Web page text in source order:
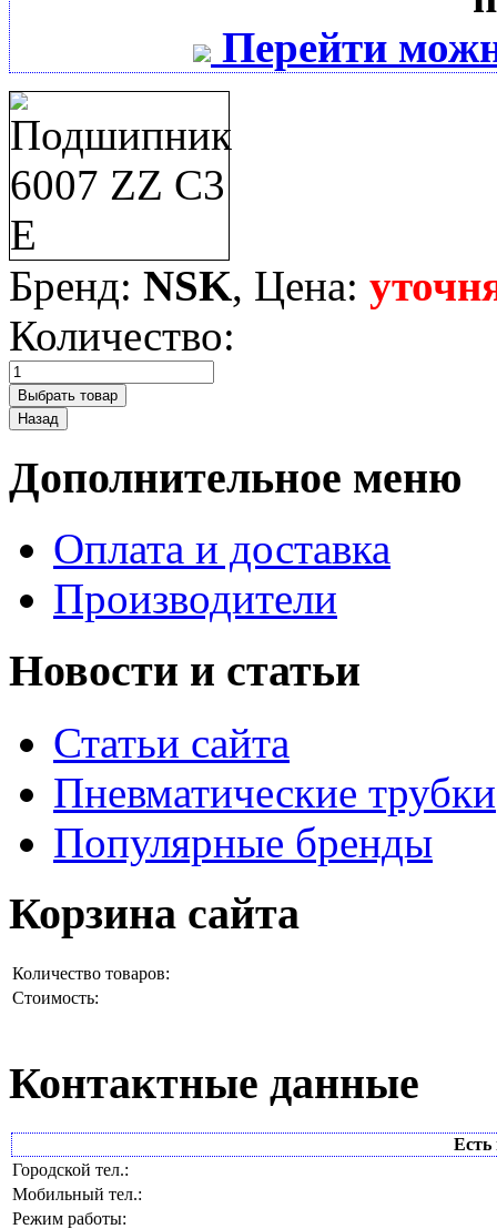
Перейти
Бренд: NSK, Цена:
Количество:
Дополнительное меню
Оплата и доставка
Производители
Новости и статьи
Статьи сайта
Пневматические трубки
Популярные бренды
Корзина сайта
Количество товаров:
Стоимость:
Контактные данные
Есть
Городской тел.:
Мобильный тел.:
Режим работы: